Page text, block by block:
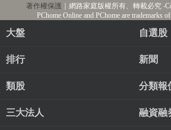
著作權保護 ｜網路家庭版權所有、轉載必究
PChome Online and PChome are trademarks
大盤 自選股
排行 新聞
類股 分類報
三大法人 融資融